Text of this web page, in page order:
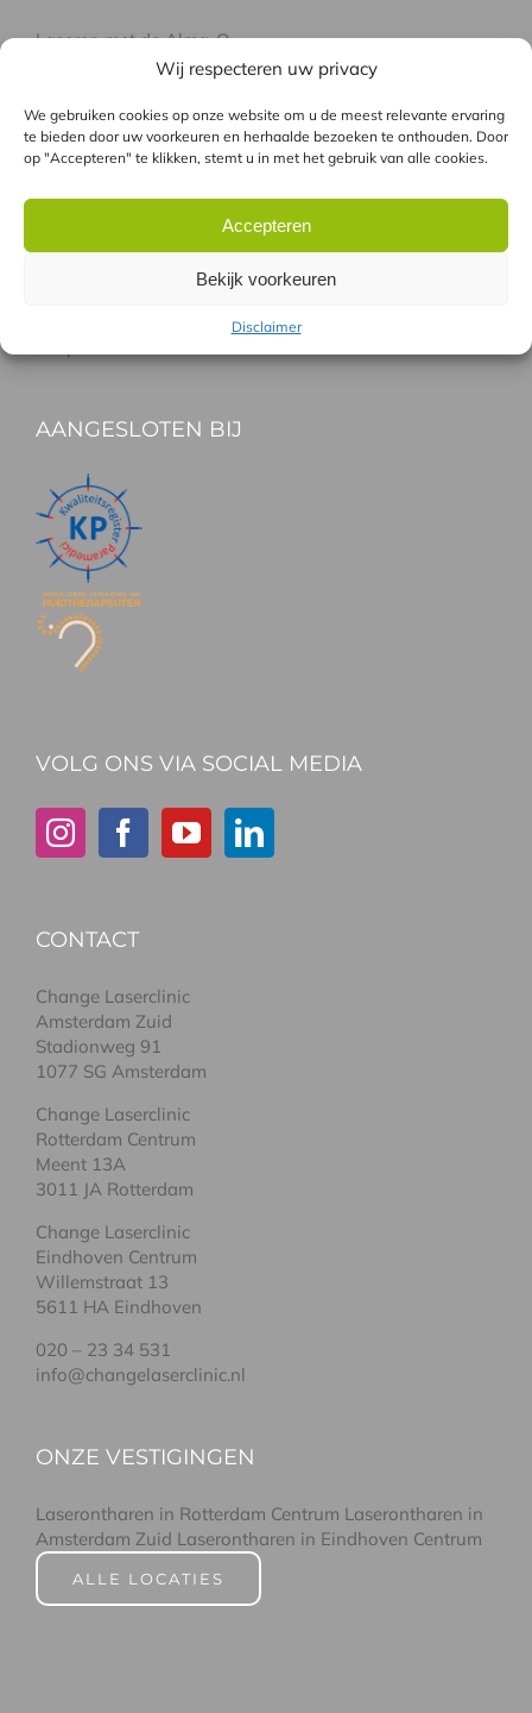
Wij respecteren uw privacy
We gebruiken cookies op onze website om u de meest relevante ervaring
te bieden door uw voorkeuren en herhaalde bezoeken te onthouden. Door
op "Accepteren" te klikken, stemt u in met het gebruik van alle cookies.
Accepteren
Bekijk voorkeuren
Disclaimer
Laseren met de Alma-Q
Laseren met de Soprano pro
Combinatie GentleLASE en Soprano pro
Verschil tussen laser en IPL
Gratis proefbehandeling
Vergoeding Zorgverzekeraars
AANGESLOTEN BIJ
VOLG ONS VIA SOCIAL MEDIA
CONTACT
Change Laserclinic
Amsterdam Zuid
Stadionweg 91
1077 SG Amsterdam
Change Laserclinic
Rotterdam Centrum
Meent 13A
3011 JA Rotterdam
Change Laserclinic
Eindhoven Centrum
Willemstraat 13
5611 HA Eindhoven
020 – 23 34 531
info@changelaserclinic.nl
ONZE VESTIGINGEN
Laserontharen in Rotterdam Centrum Laserontharen in
Amsterdam Zuid Laserontharen in Eindhoven Centrum
ALLE LOCATIES